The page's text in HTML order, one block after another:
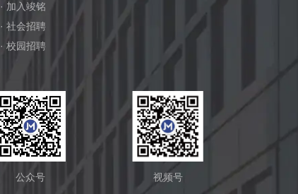
· 加入竣铭
· 社会招聘
· 校园招聘
公众号 视频号